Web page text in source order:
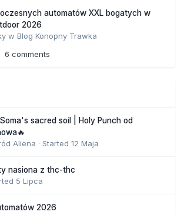
automatów XXL bogatych w
2026
w Blog Konopny Trawka
6 comments
sacred soil | Holy Punch od
Aliena · Started 12 Maja
nasiona z thc-thc
5 Lipca
2026